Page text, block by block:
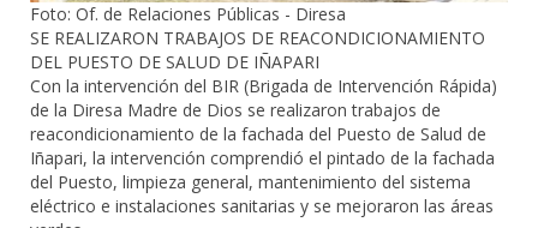
Foto: Of. de Relaciones Públicas - Diresa
SE REALIZARON TRABAJOS DE REACONDICIONAMIENTO
DEL PUESTO DE SALUD DE IÑAPARI
Con la intervención del BIR (Brigada de Intervención Rápida)
de la Diresa Madre de Dios se realizaron trabajos de
reacondicionamiento de la fachada del Puesto de Salud de
Iñapari, la intervención comprendió el pintado de la fachada
del Puesto, limpieza general, mantenimiento del sistema
eléctrico e instalaciones sanitarias y se mejoraron las áreas